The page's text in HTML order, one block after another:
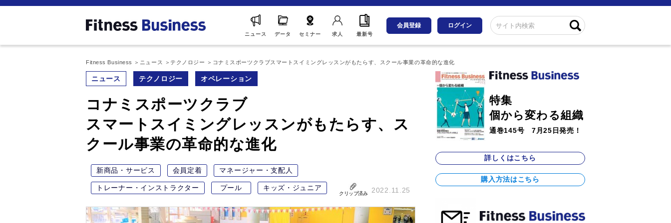
ニュース データ セミナー 求人 最新号
会員登録 ログイン
Fitness Business ニュース テクノロジー コナミスポーツクラブスマートスイミングレッスンがもたらす、スクール事業の革命的な進化
ニュース テクノロジー オペレーション
コナミスポーツクラブ
スマートスイミングレッスンがもたらす、ス
クール事業の革命的な進化
新商品・サービス 会員定着 マネージャー・支配人
トレーナー・インストラクター プール キッズ・ジュニア
クリップ済み 2022.11.25
特集
個から変わる組織
通巻145号 7月25日発売！
詳しくはこちら
購入方法はこちら